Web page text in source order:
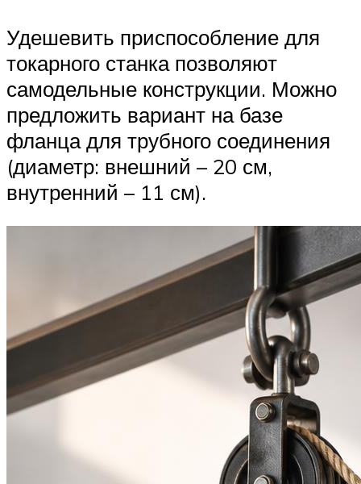
Удешевить приспособление для
токарного станка позволяют
самодельные конструкции. Можно
предложить вариант на базе
фланца для трубного соединения
(диаметр: внешний – 20 см,
внутренний – 11 см).